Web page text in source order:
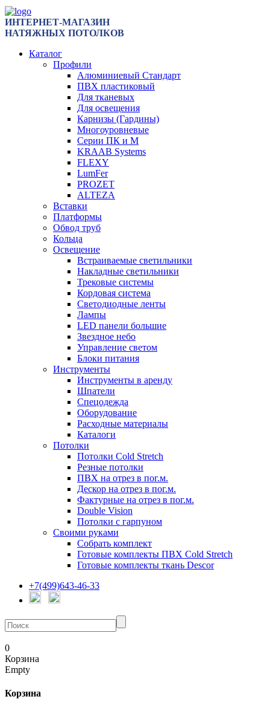
ИНТЕРНЕТ-МАГАЗИН
НАТЯЖНЫХ ПОТОЛКОВ
Каталог
Профили
Алюминиевый Стандарт
ПВХ пластиковый
Для тканевых
Для освещения
Карнизы (Гардины)
Многоуровневые
Серии ПК и М
KRAAB Systems
FLEXY
LumFer
PROZET
ALTEZA
Вставки
Платформы
Обвод труб
Кольца
Освещение
Встраиваемые светильники
Накладные светильники
Трековые системы
Кордовая система
Светодиодные ленты
Лампы
LED панели большие
Звездное небо
Управление светом
Блоки питания
Инструменты
Инструменты в аренду
Шпатели
Спецодежда
Оборудование
Расходные материалы
Каталоги
Потолки
Потолки Cold Stretch
Резные потолки
ПВХ на отрез в пог.м.
Дескор на отрез в пог.м.
Фактурные на отрез в пог.м.
Double Vision
Потолки с гарпуном
Своими руками
Собрать комплект
Готовые комплекты ПВХ Cold Stretch
Готовые комплекты ткань Descor
+7(499)643-46-33
0
Корзина
Empty
Корзина